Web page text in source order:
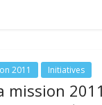
er
2011 Initiatives
mission 2011